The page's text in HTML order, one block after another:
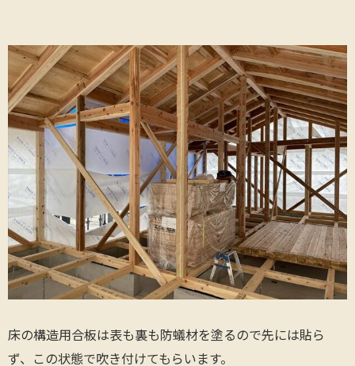
床の構造用合板は表も裏も防蟻材を塗るので先には貼ら
ず、この状態で吹き付けてもらいます。